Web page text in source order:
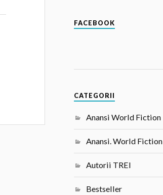
FACEBOOK
CATEGORII
Anansi World Fiction
Anansi. World Fiction
Autorii TREI
Bestseller